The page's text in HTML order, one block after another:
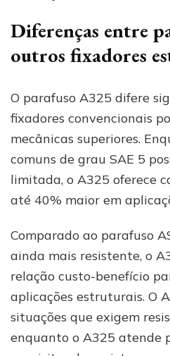
Diferenças entre
outros fixadores
O parafuso A325 difere
fixadores convencionais
mecânicas superiores.
comuns de grau SAE 5
limitada, o A325 oferece
até 40% maior em
Comparado ao parafuso
ainda mais resistente, o
relação custo-benefício
aplicações estruturais. O
situações que exigem
enquanto o A325 atende